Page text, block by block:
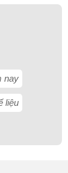
nay
liệu